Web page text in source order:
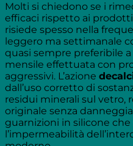
Molti si chiedono se i
efficaci rispetto ai
risiede spesso nella
leggero ma settimanale
quasi sempre preferibile
mensile effettuata con
aggressivi. L’azione
dall’uso corretto di
residui minerali sul vetro,
originale senza
guarnizioni in silicone
l’impermeabilità